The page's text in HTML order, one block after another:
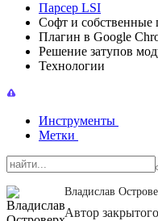
Парсер LSI
Софт и собственные
Плагин в Google
Решение затупов
Технологии
Инструменты
Метки
Владислав
Автор